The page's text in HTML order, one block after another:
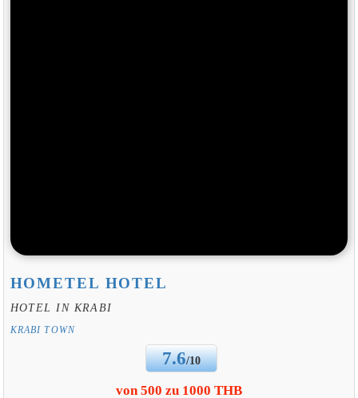
HOMETEL HOTEL
HOTEL IN KRABI
KRABI TOWN
7.6/10
von 500 zu 1000 THB